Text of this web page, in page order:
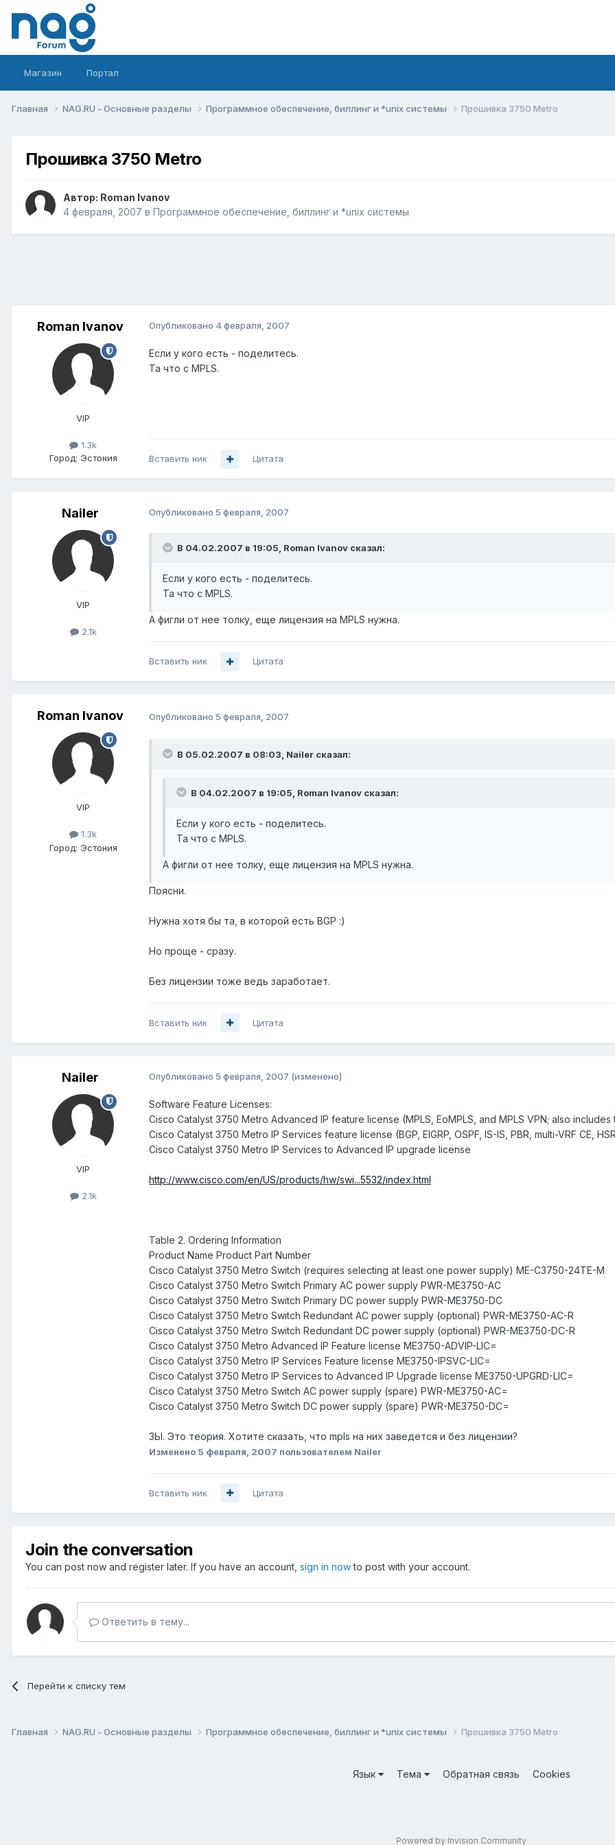
Магазин Портал
Главная NAG.RU - Основные разделы Программное обеспечение, биллинг и *unix системы Прошивка 3750 Metro
Прошивка 3750 Metro
Автор: Roman Ivanov
4 февраля, 2007 в Программное обеспечение, биллинг и *unix системы
Roman Ivanov
VIP
1.3k
Город: Эстония
Опубликовано 4 февраля, 2007
Если у кого есть - поделитесь.
Та что с MPLS.
Вставить ник Цитата
Nailer
VIP
2.1k
Опубликовано 5 февраля, 2007
В 04.02.2007 в 19:05, Roman Ivanov сказал:
Если у кого есть - поделитесь.
Та что с MPLS.
А фигли от нее толку, еще лицензия на MPLS нужна.
Вставить ник Цитата
Roman Ivanov
VIP
1.3k
Город: Эстония
Опубликовано 5 февраля, 2007
В 05.02.2007 в 08:03, Nailer сказал:
В 04.02.2007 в 19:05, Roman Ivanov сказал:
Если у кого есть - поделитесь.
Та что с MPLS.
А фигли от нее толку, еще лицензия на MPLS нужна.
Поясни.
Нужна хотя бы та, в которой есть BGP :)
Но проще - сразу.
Без лицензии тоже ведь заработает.
Вставить ник Цитата
Nailer
VIP
2.1k
Опубликовано 5 февраля, 2007 (изменено)
Software Feature Licenses:
Cisco Catalyst 3750 Metro Advanced IP feature license (MPLS, EoMPLS, and MPLS VPN; also
Cisco Catalyst 3750 Metro IP Services feature license (BGP, EIGRP, OSPF, IS-IS, PBR, multi-VRF CE,
Cisco Catalyst 3750 Metro IP Services to Advanced IP upgrade license
http://www.cisco.com/en/US/products/hw/swi...5532/index.html
Table 2. Ordering Information
Product Name Product Part Number
Cisco Catalyst 3750 Metro Switch (requires selecting at least one power supply) ME-C3750-24TE-M
Cisco Catalyst 3750 Metro Switch Primary AC power supply PWR-ME3750-AC
Cisco Catalyst 3750 Metro Switch Primary DC power supply PWR-ME3750-DC
Cisco Catalyst 3750 Metro Switch Redundant AC power supply (optional) PWR-ME3750-AC-R
Cisco Catalyst 3750 Metro Switch Redundant DC power supply (optional) PWR-ME3750-DC-R
Cisco Catalyst 3750 Metro Advanced IP Feature license ME3750-ADVIP-LIC=
Cisco Catalyst 3750 Metro IP Services Feature license ME3750-IPSVC-LIC=
Cisco Catalyst 3750 Metro IP Services to Advanced IP Upgrade license ME3750-UPGRD-LIC=
Cisco Catalyst 3750 Metro Switch AC power supply (spare) PWR-ME3750-AC=
Cisco Catalyst 3750 Metro Switch DC power supply (spare) PWR-ME3750-DC=
ЗЫ. Это теория. Хотите сказать, что mpls на них заведется и без лицензии?
Изменено 5 февраля, 2007 пользователем Nailer
Вставить ник Цитата
Join the conversation
You can post now and register later. If you have an account, sign in nowto post with your account.
Ответить в тему...
Перейти к списку тем
Главная NAG.RU - Основные разделы Программное обеспечение, биллинг и *unix системы Прошивка 3750 Metro
Язык Тема Обратная связь
Cookies
Powered by Invision Community